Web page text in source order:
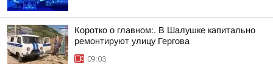
Коротко о главном:. В Шалушке капитально
ремонтируют улицу Гергова
09:03